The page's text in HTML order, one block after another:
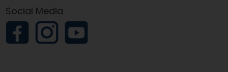
Social Media